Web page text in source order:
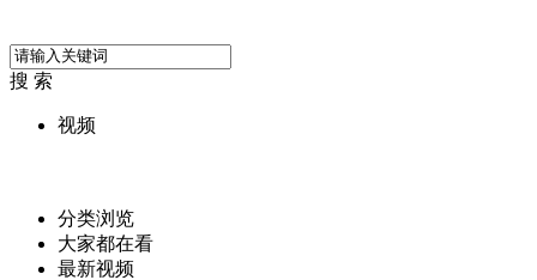
搜 索
视频
分类浏览
大家都在看
最新视频